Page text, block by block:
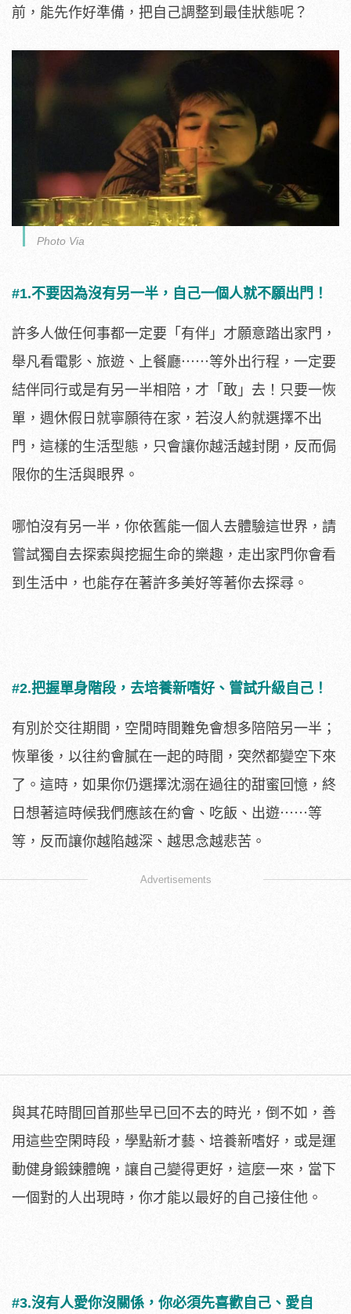
前，能先作好準備，把自己調整到最佳狀態呢？
Photo Via
#1.不要因為沒有另一半，自己一個人就不願出門！
許多人做任何事都一定要「有伴」才願意踏出家門，
舉凡看電影、旅遊、上餐廳⋯⋯等外出行程，一定要
結伴同行或是有另一半相陪，才「敢」去！只要一恢
單，週休假日就寧願待在家，若沒人約就選擇不出
門，這樣的生活型態，只會讓你越活越封閉，反而侷
限你的生活與眼界。
哪怕沒有另一半，你依舊能一個人去體驗這世界，請
嘗試獨自去探索與挖掘生命的樂趣，走出家門你會看
到生活中，也能存在著許多美好等著你去探尋。
#2.把握單身階段，去培養新嗜好、嘗試升級自己！
有別於交往期間，空閒時間難免會想多陪陪另一半；
恢單後，以往約會膩在一起的時間，突然都變空下來
了。這時，如果你仍選擇沈溺在過往的甜蜜回憶，終
日想著這時候我們應該在約會、吃飯、出遊⋯⋯等
等，反而讓你越陷越深、越思念越悲苦。
Advertisements
與其花時間回首那些早已回不去的時光，倒不如，善
用這些空閑時段，學點新才藝、培養新嗜好，或是運
動健身鍛鍊體魄，讓自己變得更好，這麼一來，當下
一個對的人出現時，你才能以最好的自己接住他。
#3.沒有人愛你沒關係，你必須先喜歡自己、愛自